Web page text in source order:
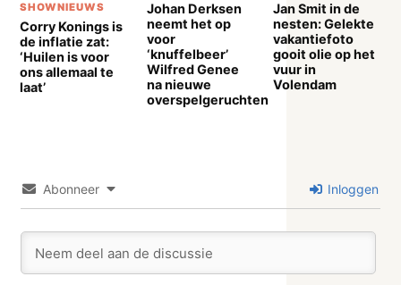
SHOWNIEUWS
Corry Konings is
de inflatie zat:
‘Huilen is voor
ons allemaal te
laat’
Johan Derksen
neemt het op
voor
‘knuffelbeer’
Wilfred Genee
na nieuwe
overspelgeruchten
Jan Smit in de
nesten: Gelekte
vakantiefoto
gooit olie op het
vuur in
Volendam
Abonneer Inloggen